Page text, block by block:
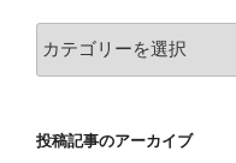
稿
ゴ
投稿記事のアーカイブ